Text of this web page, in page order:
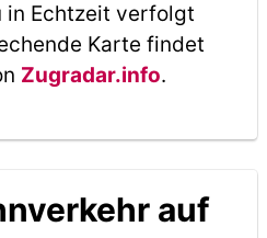
in Echtzeit verfolgt
Karte findet
Zugradar.info.
auf